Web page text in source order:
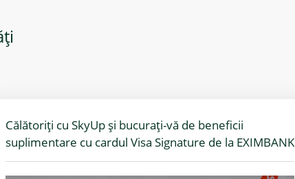
Călătoriți cu SkyUp și bucurați-vă de beneficii
suplimentare cu cardul Visa Signature de la EXIMBANK